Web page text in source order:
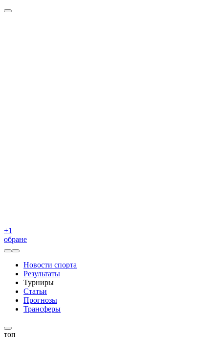
+1
обране
Новости спорта
Результаты
Турниры
Статьи
Прогнозы
Трансферы
топ